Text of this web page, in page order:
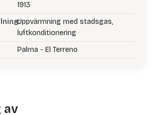
1913
Uppvärmning med stadsgas,
luftkonditionering
Palma - El Terreno
av